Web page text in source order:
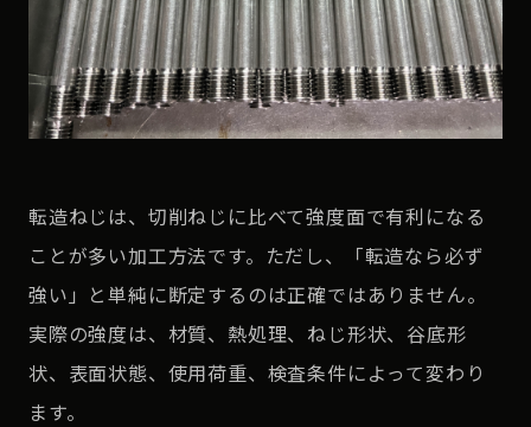
転造ねじは、切削ねじに比べて強度面で有利になる
ことが多い加工方法です。ただし、「転造なら必ず
強い」と単純に断定するのは正確ではありません。
実際の強度は、材質、熱処理、ねじ形状、谷底形
状、表面状態、使用荷重、検査条件によって変わり
ます。